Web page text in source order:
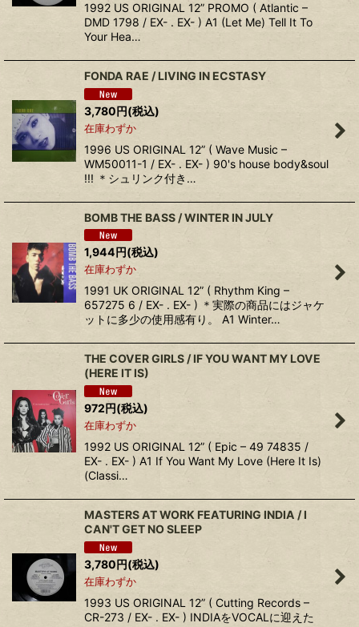
1992 US ORIGINAL 12” PROMO ( Atlantic –
DMD 1798 / EX- . EX- ) A1 (Let Me) Tell It To
Your Hea…
FONDA RAE / LIVING IN ECSTASY
3,780円(税込)
在庫わずか
1996 US ORIGINAL 12” ( Wave Music –
WM50011-1 / EX- . EX- ) 90's house body&soul
!!! ＊シュリンク付き…
BOMB THE BASS / WINTER IN JULY
1,944円(税込)
在庫わずか
1991 UK ORIGINAL 12” ( Rhythm King –
657275 6 / EX- . EX- ) ＊実際の商品にはジャケ
ットに多少の使用感有り。 A1 Winter…
THE COVER GIRLS / IF YOU WANT MY LOVE
(HERE IT IS)
972円(税込)
在庫わずか
1992 US ORIGINAL 12” ( Epic – 49 74835 /
EX- . EX- ) A1 If You Want My Love (Here It Is)
(Classi…
MASTERS AT WORK FEATURING INDIA / I
CAN'T GET NO SLEEP
3,780円(税込)
在庫わずか
1993 US ORIGINAL 12” ( Cutting Records –
CR-273 / EX- . EX- ) INDIAをVOCALに迎えた